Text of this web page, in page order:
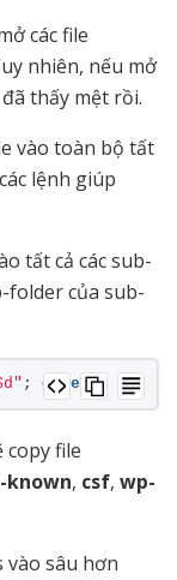
các file
nhiên, nếu mở
thấy mệt rồi.
vào toàn bộ tất
lệnh giúp
tất cả các sub-
folder của sub-
; done
file
known, csf, wp-
vào sâu hơn